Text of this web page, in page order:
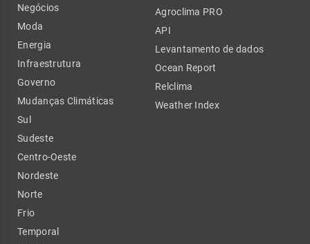
Negócios
Moda
Energia
Infraestrutura
Governo
Mudanças Climáticas
Sul
Sudeste
Centro-Oeste
Nordeste
Norte
Frio
Temporal
Agroclima PRO
API
Levantamento de dados
Ocean Report
Relclima
Weather Index